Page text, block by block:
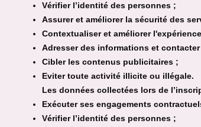
Vérifier l’identité des personnes ;
Assurer et améliorer la sécurité des
Contextualiser et améliorer
Adresser des informations et
Cibler les contenus publicitaires ;
Eviter toute activité illicite ou illégale.
Les données collectées lors de
Exécuter ses engagements
Vérifier l’identité des personnes ;